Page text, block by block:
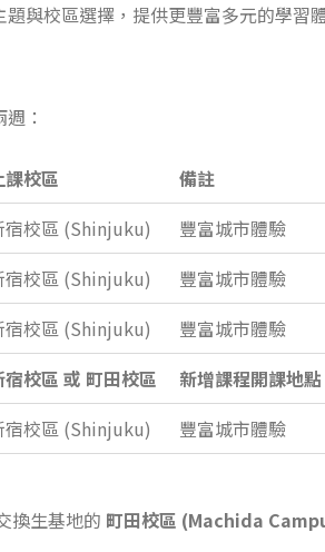
與校區選擇，提供更豐富多元的學習
：
課校區
備註
宿校區 (Shinjuku)
豐富城市體驗
宿校區 (Shinjuku)
豐富城市體驗
宿校區 (Shinjuku)
豐富城市體驗
宿校區 或 町田校區
新增課程開課地點
宿校區 (Shinjuku)
豐富城市體驗
換生基地的 町田校區 (Machida